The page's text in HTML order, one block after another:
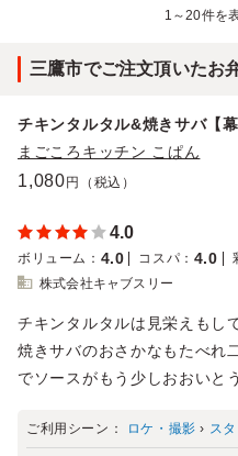
ロケ・撮影 ›
1～20件を
三鷹市でご注文頂いたお
チキンタルタル&焼きサバ【幕
まごころキッチン こぱん
1,080円（税込）
4.0
ボリューム ： 4.0 コスパ ： 4.0
株式会社キャブスリー
チキンタルタルは見栄えもし
焼きサバのおさかなもたべれ
でソースがもう少しおおいと
ご利用シーン： ロケ・撮影 › ス